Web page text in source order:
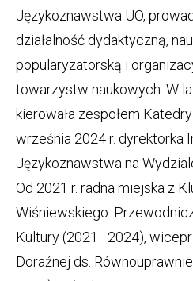
Językoznawstwa UO,
działalność dydaktyczną,
popularyzatorską i
towarzystw naukowych. W
kierowała zespołem
września 2024 r. dyrektorka
Językoznawstwa na
Od 2021 r. radna miejska z
Wiśniewskiego.
Kultury (2021–2024),
Doraźnej ds.